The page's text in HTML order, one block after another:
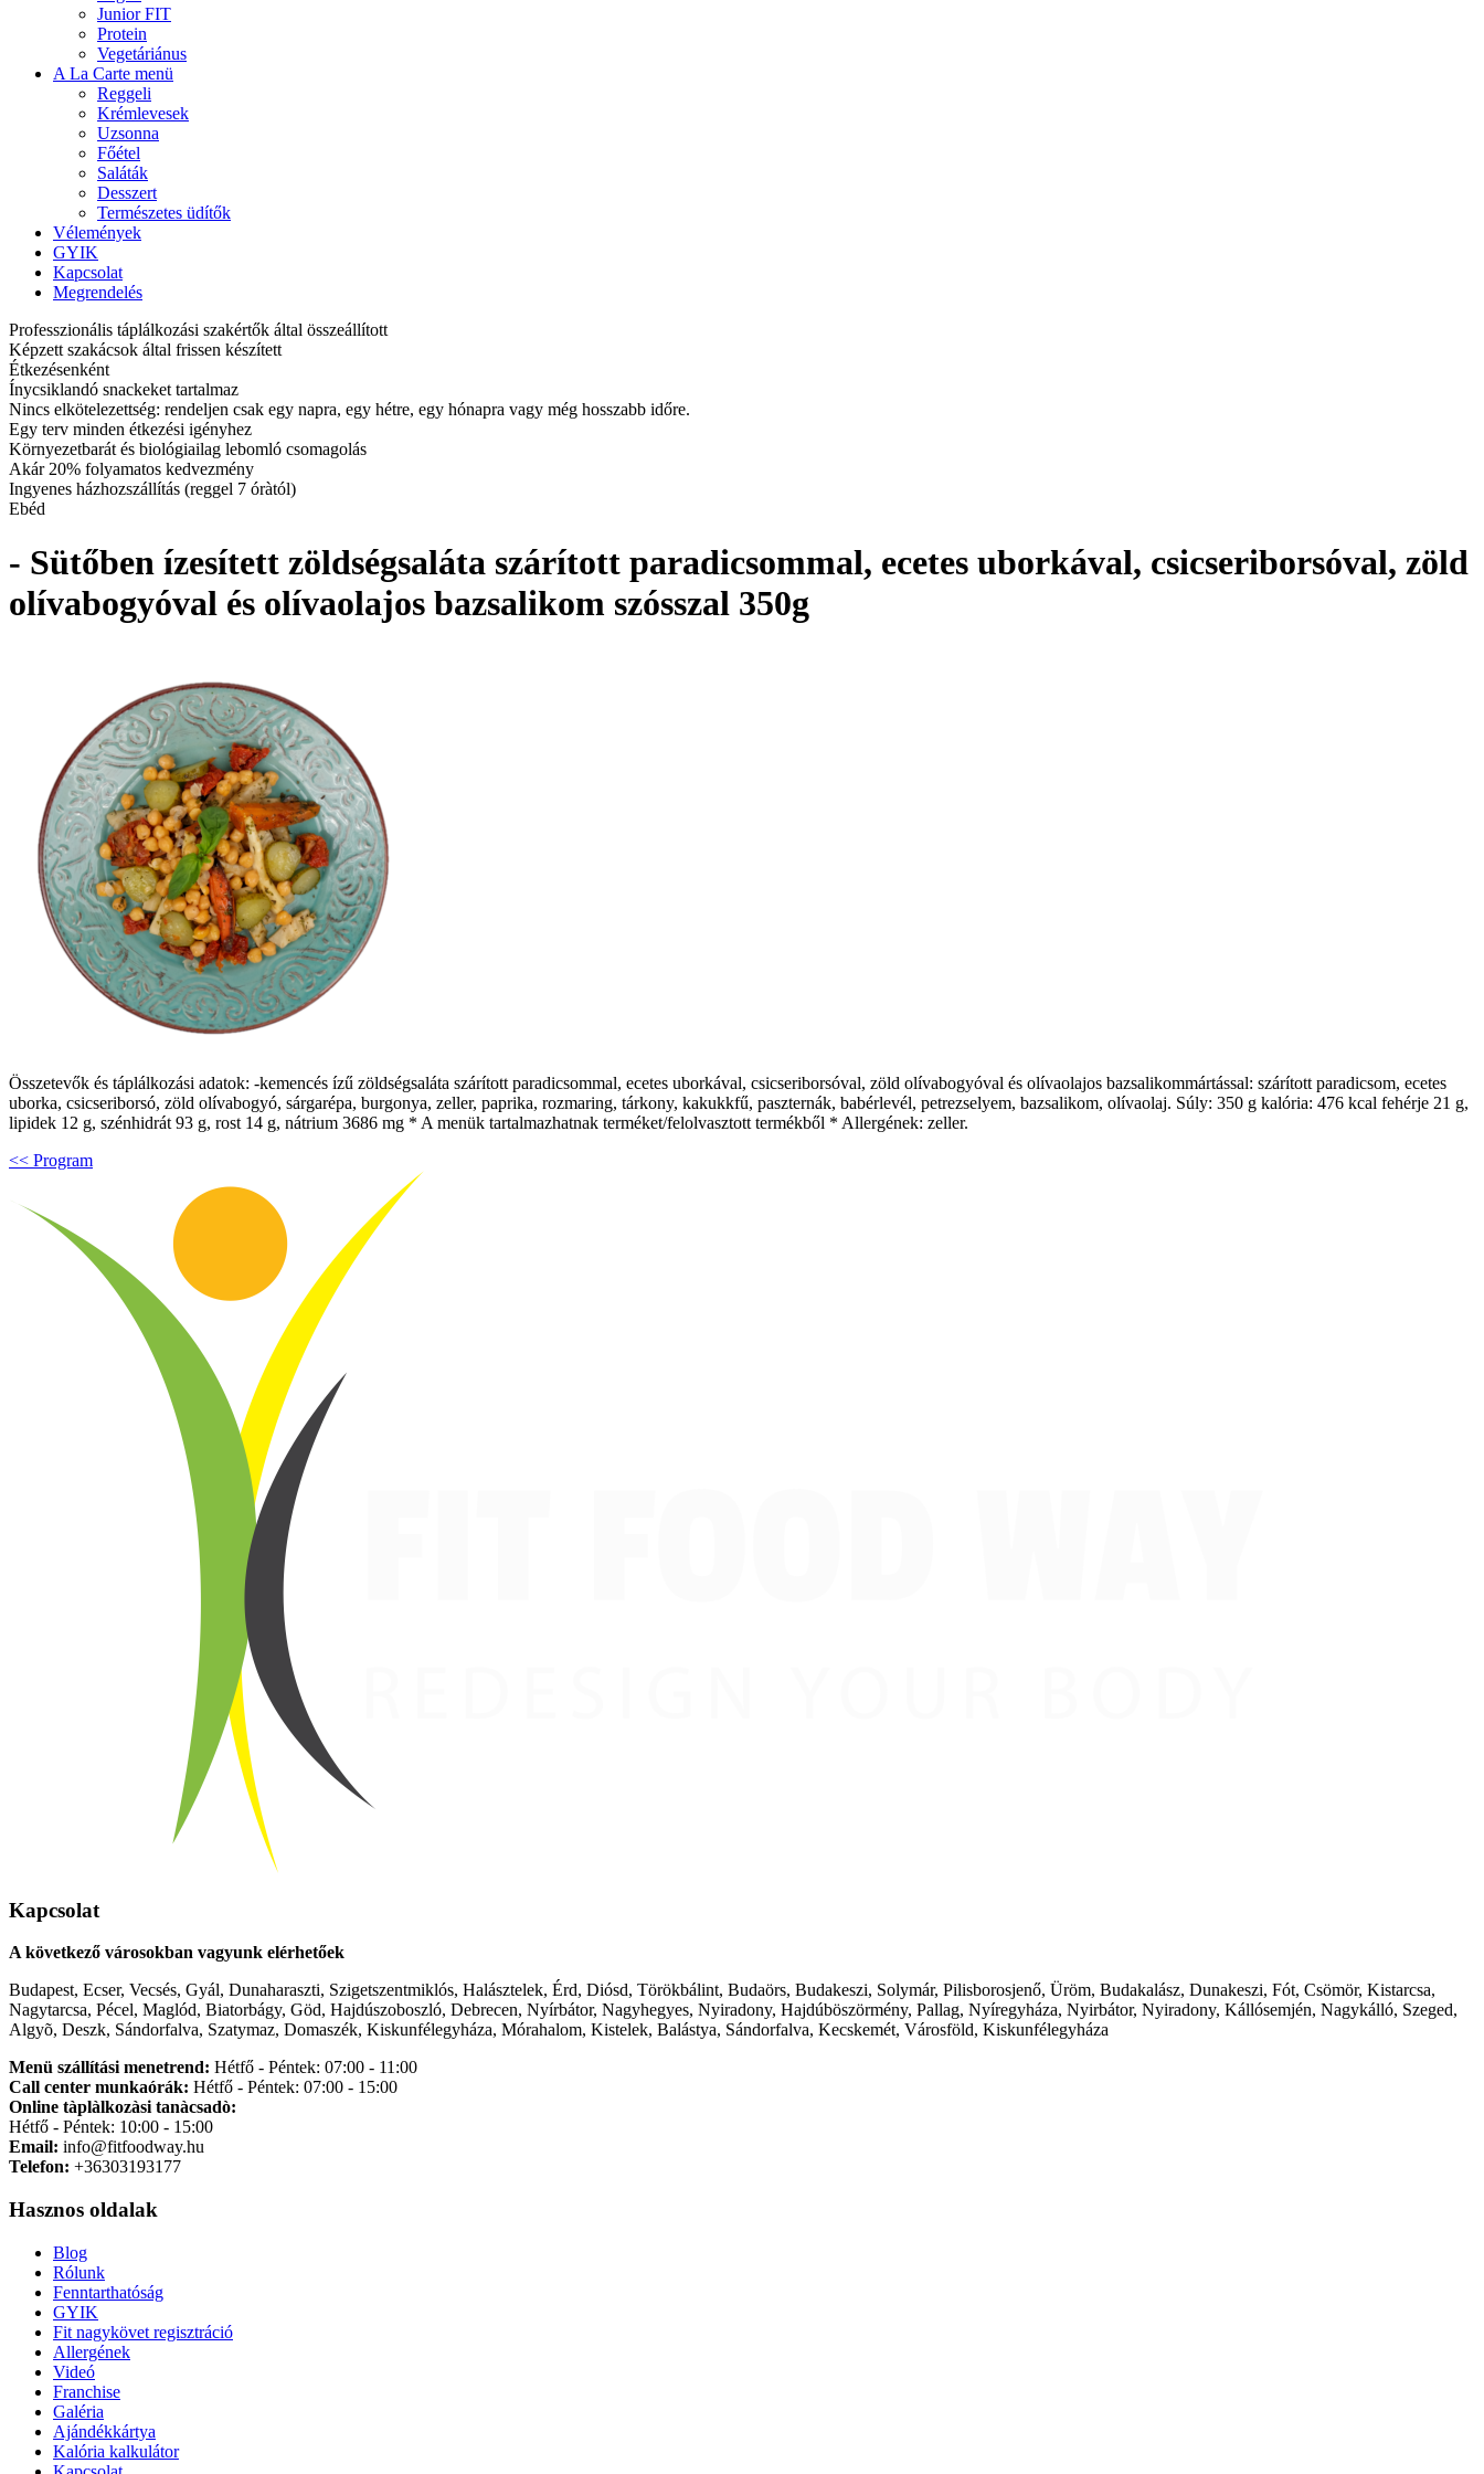
Junior FIT
Protein
Vegetáriánus
A La Carte menü
Reggeli
Krémlevesek
Uzsonna
Főétel
Saláták
Desszert
Természetes üdítők
Vélemények
GYIK
Kapcsolat
Megrendelés
Professzionális táplálkozási szakértők által összeállított
Képzett szakácsok által frissen készített
Étkezésenként
Ínycsiklandó snackeket tartalmaz
Nincs elkötelezettség: rendeljen csak egy napra, egy hétre, egy hónapra vagy még hosszabb időre.
Egy terv minden étkezési igényhez
Környezetbarát és biológiailag lebomló csomagolás
Akár 20% folyamatos kedvezmény
Ingyenes házhozszállítás (reggel 7 óràtól)
Ebéd
- Sütőben ízesített zöldségsaláta szárított paradicsommal, ecetes uborkával, csicseriborsóval, zöld
olívabogyóval és olívaolajos bazsalikom szósszal 350g
Összetevők és táplálkozási adatok: -kemencés ízű zöldségsaláta szárított paradicsommal, ecetes uborkával, csicseriborsóval, zöld olívabogyóval és olívaolajos bazsalikommártással: szárított paradicsom, ecetes
uborka, csicseriborsó, zöld olívabogyó, sárgarépa, burgonya, zeller, paprika, rozmaring, tárkony, kakukkfű, paszternák, babérlevél, petrezselyem, bazsalikom, olívaolaj. Súly: 350 g kalória: 476 kcal fehérje 21 g,
lipidek 12 g, szénhidrát 93 g, rost 14 g, nátrium 3686 mg * A menük tartalmazhatnak terméket/felolvasztott termékből * Allergének: zeller.
<< Program
Kapcsolat
A következő városokban vagyunk elérhetőek
Budapest, Ecser, Vecsés, Gyál, Dunaharaszti, Szigetszentmiklós, Halásztelek, Érd, Diósd, Törökbálint, Budaörs, Budakeszi, Solymár, Pilisborosjenő, Üröm, Budakalász, Dunakeszi, Fót, Csömör, Kistarcsa,
Nagytarcsa, Pécel, Maglód, Biatorbágy, Göd, Hajdúszoboszló, Debrecen, Nyírbátor, Nagyhegyes, Nyiradony, Hajdúböszörmény, Pallag, Nyíregyháza, Nyirbátor, Nyiradony, Kállósemjén, Nagykálló, Szeged,
Algyõ, Deszk, Sándorfalva, Szatymaz, Domaszék, Kiskunfélegyháza, Mórahalom, Kistelek, Balástya, Sándorfalva, Kecskemét, Városföld, Kiskunfélegyháza
Menü szállítási menetrend: Hétfő - Péntek: 07:00 - 11:00
Call center munkaórák: Hétfő - Péntek: 07:00 - 15:00
Online tàplàlkozàsi tanàcsadò:
Hétfő - Péntek: 10:00 - 15:00
Email: info@fitfoodway.hu
Telefon: +36303193177
Hasznos oldalak
Blog
Rólunk
Fenntarthatóság
GYIK
Fit nagykövet regisztráció
Allergének
Videó
Franchise
Galéria
Ajándékkártya
Kalória kalkulátor